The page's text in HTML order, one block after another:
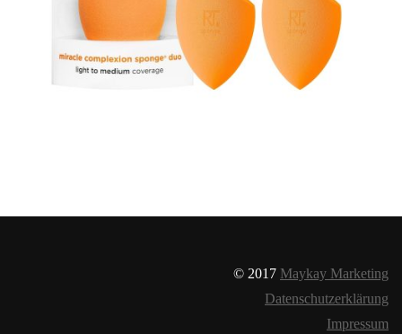
© 2017 Maykay Marketing
Datenschutzerklärung
Impressum